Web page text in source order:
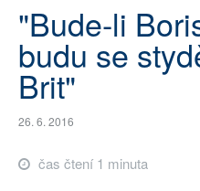
ROZHOVORY
TÉMATA
AUTOŘI
"Bude-li
budu se
Brit"
26. 6. 2016
čas čtení 1 minuta